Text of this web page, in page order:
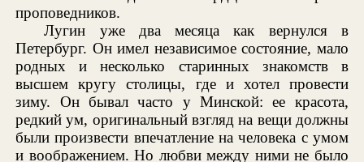
проповедников.
Лугин уже два месяца как вернулся в
Петербург. Он имел независимое состояние, мало
родных и несколько старинных знакомств в
высшем кругу столицы, где и хотел провести
зиму. Он бывал часто у Минской: ее красота,
редкий ум, оригинальный взгляд на вещи должны
были произвести впечатление на человека с умом
и воображением. Но любви между ними не было